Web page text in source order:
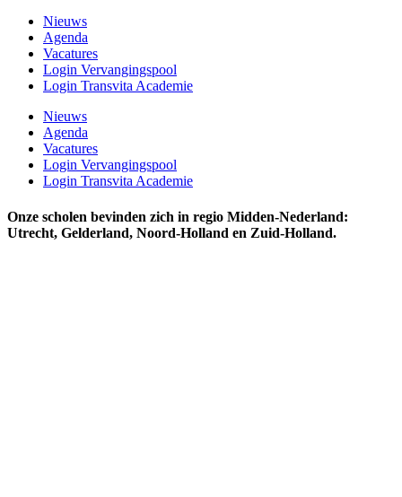
Nieuws
Agenda
Vacatures
Login Vervangingspool
Login Transvita Academie
Nieuws
Agenda
Vacatures
Login Vervangingspool
Login Transvita Academie
Onze scholen bevinden zich in regio Midden-Nederland:
Utrecht, Gelderland, Noord-Holland en Zuid-Holland.